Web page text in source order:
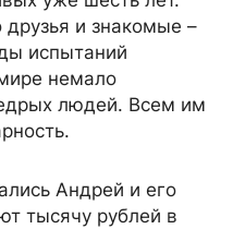
и знакомые –
испытаний
немало
людей. Всем им
Андрей и его
тысячу рублей в